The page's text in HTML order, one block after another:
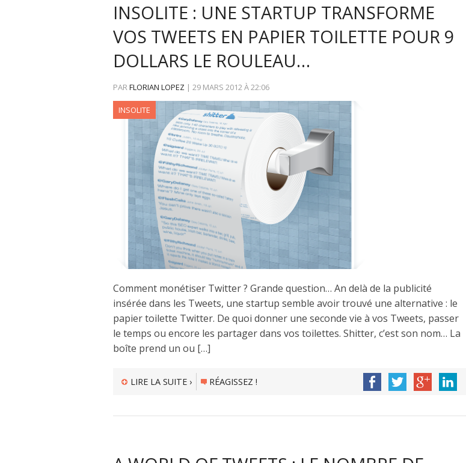
INSOLITE : UNE STARTUP TRANSFORME
VOS TWEETS EN PAPIER TOILETTE POUR 9
DOLLARS LE ROULEAU…
PARFLORIAN LOPEZ | 29 MARS 2012À22:06
INSOLITE
Comment monétiser Twitter ? Grande question… An delà de la publicité
insérée dans les Tweets, une startup semble avoir trouvé une alternative : le
papier toilette Twitter. De quoi donner une seconde vie à vos Tweets, passer
le temps ou encore les partager dans vos toilettes. Shitter, c’est son nom… La
boîte prend un ou […]
LIRE LA SUITE › RÉAGISSEZ !